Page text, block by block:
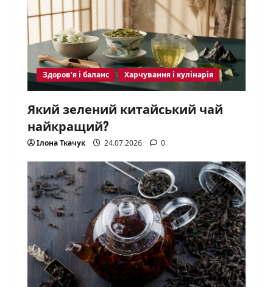
Здоров’я і баланс Харчування і кулінарія
Який зелений китайський чай
найкращий?
Ілона Ткачук 24.07.2026 0